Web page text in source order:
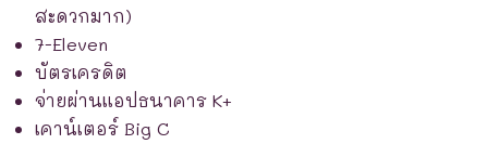
สะดวกมาก)
7-Eleven
บัตรเครดิต
จ่ายผ่านแอปธนาคาร K+
เคาน์เตอร์ Big C